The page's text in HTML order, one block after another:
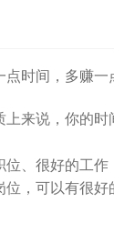
时间，多赚一
来说，你的时
位、很好的工作
位，可以有很好